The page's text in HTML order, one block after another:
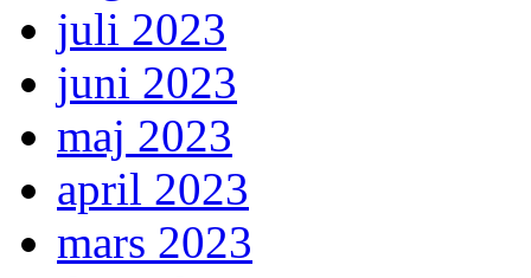
juli 2023
juni 2023
maj 2023
april 2023
mars 2023